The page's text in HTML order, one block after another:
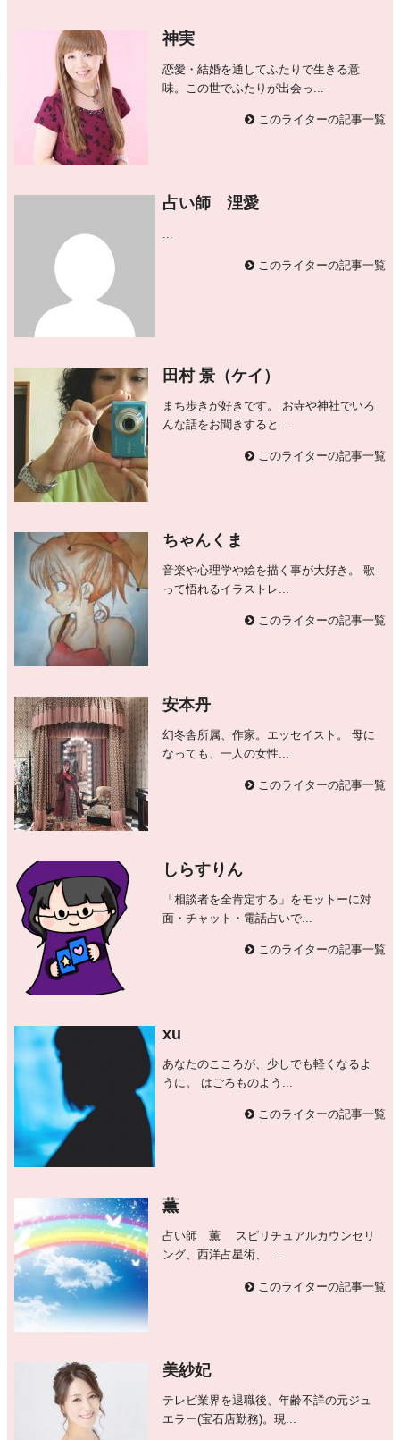
神実
恋愛・結婚を通してふたりで生きる意
味。この世でふたりが出会っ...
このライターの記事一覧
占い師 浬愛
...
このライターの記事一覧
田村 景（ケイ）
まち歩きが好きです。 お寺や神社でいろ
んな話をお聞きすると...
このライターの記事一覧
ちゃんくま
音楽や心理学や絵を描く事が大好き。 歌
って悟れるイラストレ...
このライターの記事一覧
安本丹
幻冬舎所属、作家。エッセイスト。 母に
なっても、一人の女性...
このライターの記事一覧
しらすりん
「相談者を全肯定する」をモットーに対
面・チャット・電話占いで...
このライターの記事一覧
xu
あなたのこころが、少しでも軽くなるよ
うに。 はごろものよう...
このライターの記事一覧
薫
占い師 薫 スピリチュアルカウンセリ
ング、西洋占星術、 ...
このライターの記事一覧
美紗妃
テレビ業界を退職後、年齢不詳の元ジュ
エラー(宝石店勤務)。現...